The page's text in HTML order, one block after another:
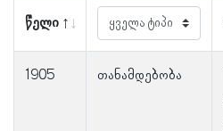
წელი
1905 თანამდებობა